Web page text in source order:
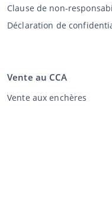
Clause de non-
Déclaration de
Vente au CCA
Vente aux enchères